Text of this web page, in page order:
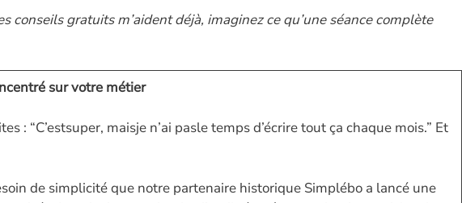
conseils gratuits m’aident déjà, imaginez ce qu’une séance complète
sur votre métier
: “C’estsuper, maisje n’ai pasle temps d’écrire tout ça chaque mois.” Et
de simplicité que notre partenaire historique Simplébo a lancé une